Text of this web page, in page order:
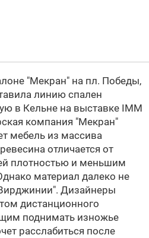
"Мекран" на пл. Победы,
линию спален
в Кельне на выставке IMM
компания "Мекран"
мебель из массива
отличается от
плотностью и меньшим
материал далеко не
Дизайнеры
дистанционного
поднимать изножье
расслабиться после